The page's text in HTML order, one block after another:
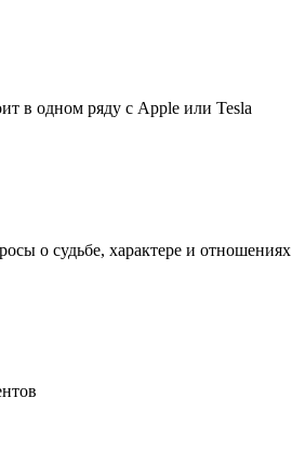
в одном ряду с Apple или Tesla
о судьбе, характере и отношениях